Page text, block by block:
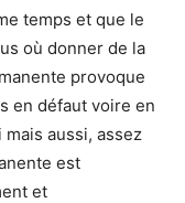
temps et que le
où donner de la
provoque
en défaut voire en
aussi, assez
est
et